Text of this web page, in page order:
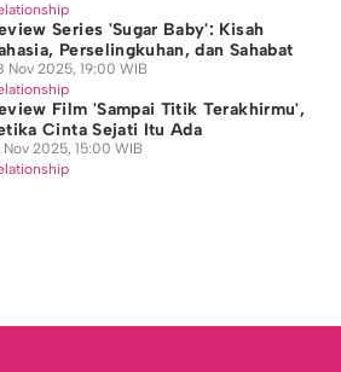
Series 'Sugar Baby': Kisah
Perselingkuhan, dan Sahabat
Nov 2025, 19:00 WIB
Film 'Sampai Titik Terakhirmu',
Cinta Sejati Itu Ada
Nov 2025, 15:00 WIB